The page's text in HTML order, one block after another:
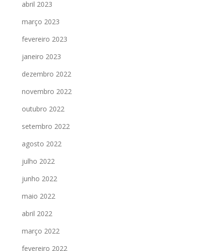
abril 2023
março 2023
fevereiro 2023
janeiro 2023
dezembro 2022
novembro 2022
outubro 2022
setembro 2022
agosto 2022
julho 2022
junho 2022
maio 2022
abril 2022
março 2022
fevereiro 2022